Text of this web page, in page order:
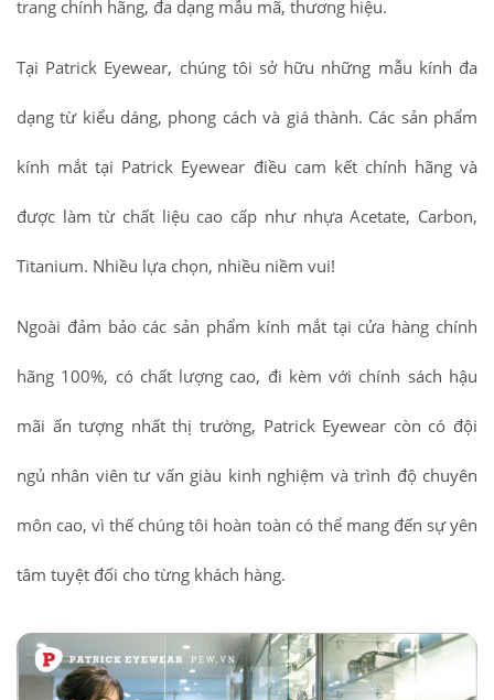
trang chính hãng, đa dạng mẫu mã, thương hiệu.
Tại Patrick Eyewear, chúng tôi sở hữu những mẫu kính đa
dạng từ kiểu dáng, phong cách và giá thành. Các sản phẩm
kính mắt tại Patrick Eyewear điều cam kết chính hãng và
được làm từ chất liệu cao cấp như nhựa Acetate, Carbon,
Titanium. Nhiều lựa chọn, nhiều niềm vui!
Ngoài đảm bảo các sản phẩm kính mắt tại cửa hàng chính
hãng 100%, có chất lượng cao, đi kèm với chính sách hậu
mãi ấn tượng nhất thị trường, Patrick Eyewear còn có đội
ngủ nhân viên tư vấn giàu kinh nghiệm và trình độ chuyên
môn cao, vì thế chúng tôi hoàn toàn có thể mang đến sự yên
tâm tuyệt đối cho từng khách hàng.